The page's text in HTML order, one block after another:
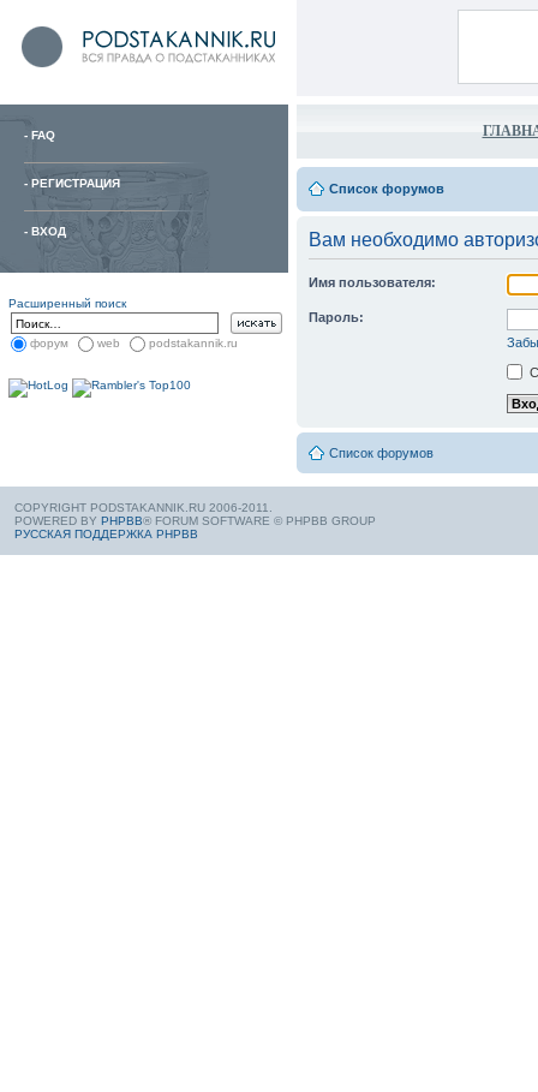
- FAQ
- РЕГИСТРАЦИЯ
- ВХОД
Расширенный поиск
форум web podstakannik.ru
Список форумов
Вам необходимо
Имя пользователя:
Пароль:
Список форумов
COPYRIGHT PODSTAKANNIK.RU 2006-2011.
POWERED BY PHPBB® FORUM SOFTWARE © PHPBB GROUP
РУССКАЯ ПОДДЕРЖКА PHPBB